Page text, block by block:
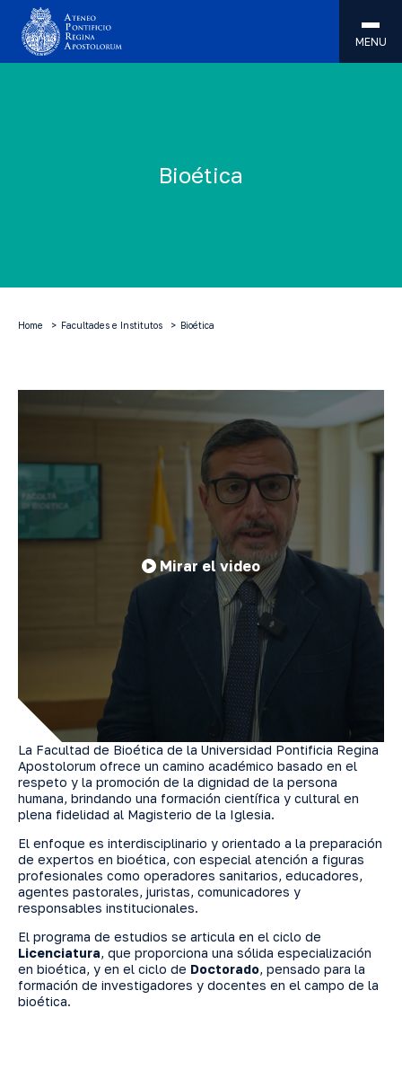
MENU
Bioética
Home Facultades e Institutos Bioética
Mirar el video
La Facultad de Bioética de la Universidad Pontificia Regina
Apostolorum ofrece un camino académico basado en el
respeto y la promoción de la dignidad de la persona
humana, brindando una formación científica y cultural en
plena fidelidad al Magisterio de la Iglesia.
El enfoque es interdisciplinario y orientado a la preparación
de expertos en bioética, con especial atención a figuras
profesionales como operadores sanitarios, educadores,
agentes pastorales, juristas, comunicadores y
responsables institucionales.
El programa de estudios se articula en el ciclo de
Licenciatura, que proporciona una sólida especialización
en bioética, y en el ciclo de Doctorado, pensado para la
formación de investigadores y docentes en el campo de la
bioética.